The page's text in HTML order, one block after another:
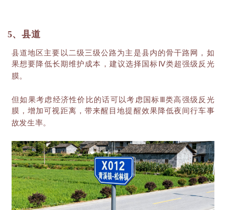
5、县道
县道地区主要以二级三级公路为主是县内的骨干路网，如
果想要降低长期维护成本，建议选择国标 Ⅳ类超强级反光
膜。
但如果考虑经济性价比的话可以考虑国标
Ⅲ类高强级反光
膜，增加可视距离，带来醒目地提醒效果降低夜间行车事
故发生率。